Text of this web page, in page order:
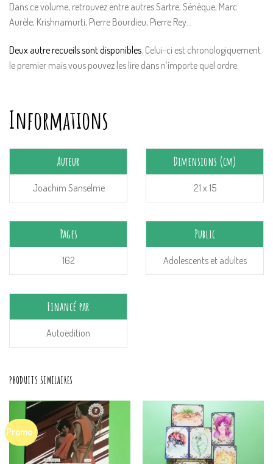
Dans ce volume, retrouvez entre autres Sartre, Sénèque, Marc
Aurèle, Krishnamurti, Pierre Bourdieu, Pierre Rey…
Deux autre recueils sont disponibles. Celui-ci est chronologiquement
le premier mais vous pouvez les lire dans n’importe quel ordre.
Informations
Auteur
Joachim Sanselme
Dimensions (cm)
21 x 15
Pages
162
Public
Adolescents et adultes
Financé par
Autoedition
PRODUITS SIMILAIRES
Promo !